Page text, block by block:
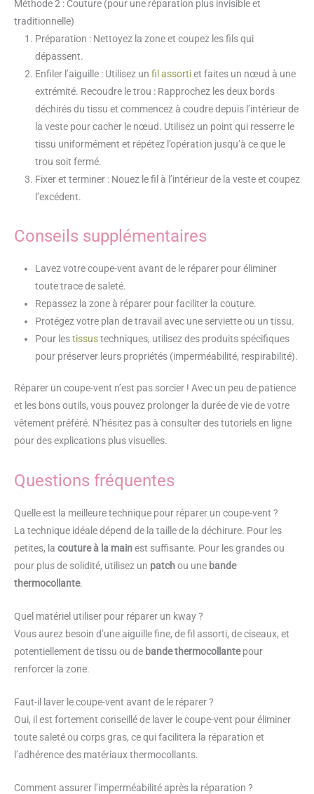
Méthode 2 : Couture (pour une réparation plus invisible et
traditionnelle)
Préparation : Nettoyez la zone et coupez les fils qui
dépassent.
Enfiler l’aiguille : Utilisez un fil assortiet faites un nœud à une
extrémité. Recoudre le trou : Rapprochez les deux bords
déchirés du tissu et commencez à coudre depuis l’intérieur de
la veste pour cacher le nœud. Utilisez un point qui resserre le
tissu uniformément et répétez l’opération jusqu’à ce que le
trou soit fermé.
Fixer et terminer : Nouez le fil à l’intérieur de la veste et coupez
l’excédent.
Conseils supplémentaires
Lavez votre coupe-vent avant de le réparer pour éliminer
toute trace de saleté.
Repassez la zone à réparer pour faciliter la couture.
Protégez votre plan de travail avec une serviette ou un tissu.
Pour lestissustechniques, utilisez des produits spécifiques
pour préserver leurs propriétés (imperméabilité, respirabilité).
Réparer un coupe-vent n’est pas sorcier ! Avec un peu de patience
et les bons outils, vous pouvez prolonger la durée de vie de votre
vêtement préféré. N’hésitez pas à consulter des tutoriels en ligne
pour des explications plus visuelles.
Questions fréquentes
Quelle est la meilleure technique pour réparer un coupe-vent ?
La technique idéale dépend de la taille de la déchirure. Pour les
petites, la couture à la mainest suffisante. Pour les grandes ou
pour plus de solidité, utilisez un patchou une bande
thermocollante.
Quel matériel utiliser pour réparer un kway ?
Vous aurez besoin d’une aiguille fine, de fil assorti, de ciseaux, et
potentiellement de tissu ou de bande thermocollantepour
renforcer la zone.
Faut-il laver le coupe-vent avant de le réparer ?
Oui, il est fortement conseillé de laver le coupe-vent pour éliminer
toute saleté ou corps gras, ce qui facilitera la réparation et
l’adhérence des matériaux thermocollants.
Comment assurer l’imperméabilité après la réparation ?